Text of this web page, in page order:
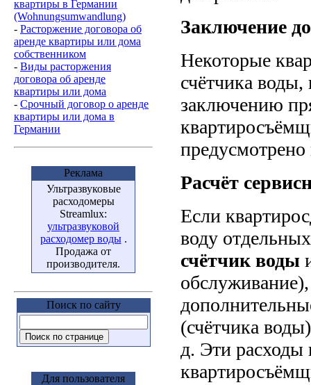
квартиры в Германии
(Wohnungsumwandlung)
- Расторжение договора об
аренде квартиры или дома
собственником
- Виды расторжения
договора об аренде
квартиры или дома
- Срочный договор о аренде
квартиры или дома в
Германии
Реклама
Ультразвуковые
расходомеры
Streamlux:
ультразвуковой
расходомер воды.
Продажа от
производителя.
Поиск по сайту
Для пользователя
Заключение
Некоторые
счётчика
заключению
Расчёт
Если
воду
счётчик воды
(счётчика
д. Эти